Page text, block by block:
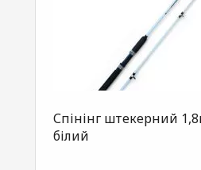
Спінінг штекерний
білий